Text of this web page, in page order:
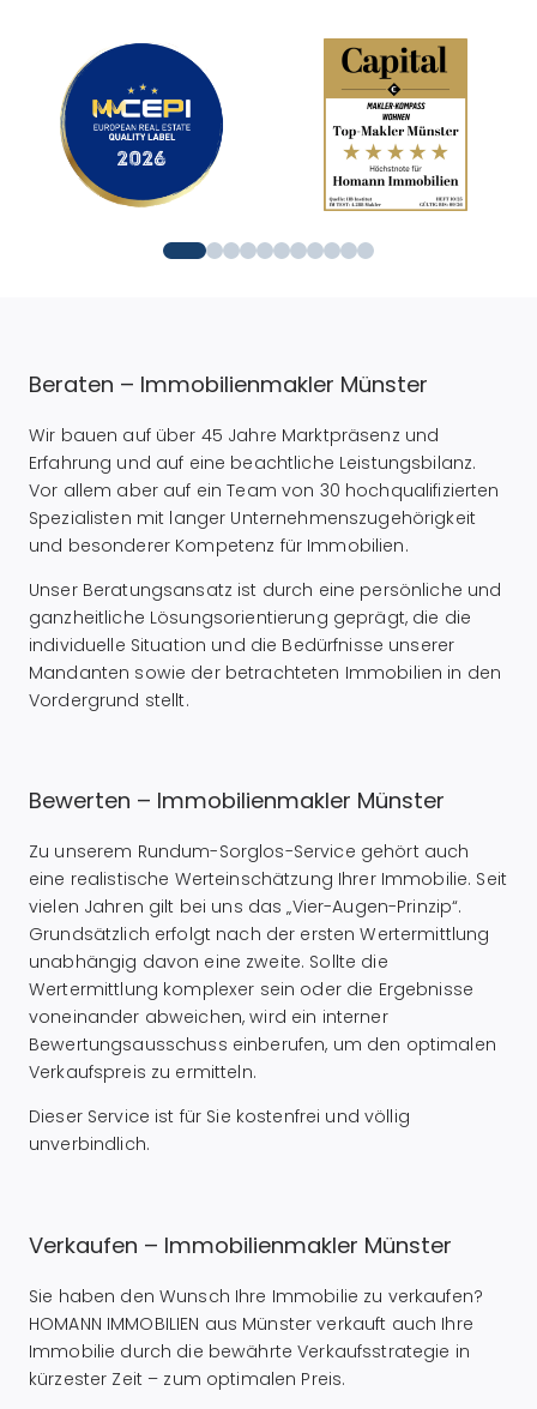
Beraten – Immobilienmakler Münster
Wir bauen auf über 45 Jahre Marktpräsenz und
Erfahrung und auf eine beachtliche Leistungsbilanz.
Vor allem aber auf ein Team von 30 hochqualifizierten
Spezialisten mit langer Unternehmenszugehörigkeit
und besonderer Kompetenz für Immobilien.
Unser Beratungsansatz ist durch eine persönliche und
ganzheitliche Lösungsorientierung geprägt, die die
individuelle Situation und die Bedürfnisse unserer
Mandanten sowie der betrachteten Immobilien in den
Vordergrund stellt.
Bewerten – Immobilienmakler Münster
Zu unserem Rundum-Sorglos-Service gehört auch
eine realistische Werteinschätzung Ihrer Immobilie. Seit
vielen Jahren gilt bei uns das „Vier-Augen-Prinzip“.
Grundsätzlich erfolgt nach der ersten Wertermittlung
unabhängig davon eine zweite. Sollte die
Wertermittlung komplexer sein oder die Ergebnisse
voneinander abweichen, wird ein interner
Bewertungsausschuss einberufen, um den optimalen
Verkaufspreis zu ermitteln.
Dieser Service ist für Sie kostenfrei und völlig
unverbindlich.
Verkaufen – Immobilienmakler Münster
Sie haben den Wunsch Ihre Immobilie zu verkaufen?
HOMANN IMMOBILIEN aus Münster verkauft auch Ihre
Immobilie durch die bewährte Verkaufsstrategie in
kürzester Zeit – zum optimalen Preis.